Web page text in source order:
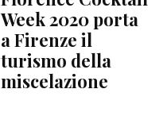
Week 2020 porta
a Firenze il
turismo della
miscelazione